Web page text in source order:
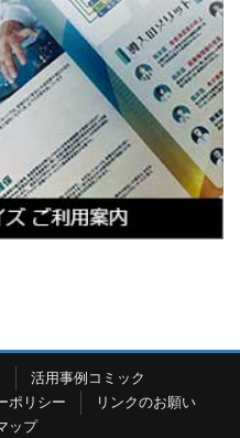
活用事例コミック
ポリシー
リンクのお願い
ップ